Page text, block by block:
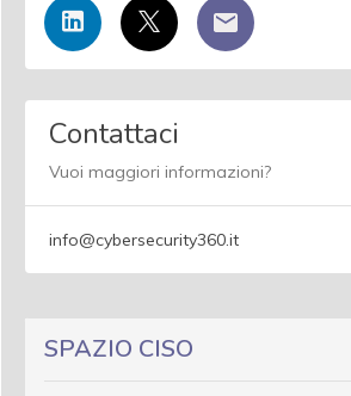
Contattaci
Vuoi maggiori informazioni?
info@cybersecurity360.it
SPAZIO CISO